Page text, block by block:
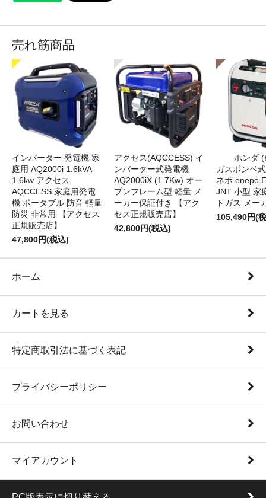
売れ筋商品
インバーター 発電機 家
庭用 AQ2000i 1.6kVA
1.6kw アクセス
AQCCESS 家庭用発電
機 ポータブル 防音 軽量
防災 非常用 【アクセス
正規販売店】
47,800円(税込)
アクセス(AQCCESS) イ
ンバーター式発電機
AQ2000iX (1.7Kw) オー
プンフレーム型 軽量 メ
ーカー保証付き 【アク
セス正規販売店】
42,800円(税込)
ホンダ
ガスボンベ
ネポ enepo
JNT 小型 家
トガス メー
105,490円(
ホーム
カートを見る
特定商取引法に基づく表記
プライバシーポリシー
お問い合わせ
マイアカウント